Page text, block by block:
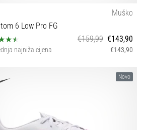
Muško
6 Low Pro FG
€159,99 €143,90
najniža cijena €143,90
Novo